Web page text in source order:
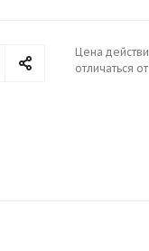
Цена
отличаться